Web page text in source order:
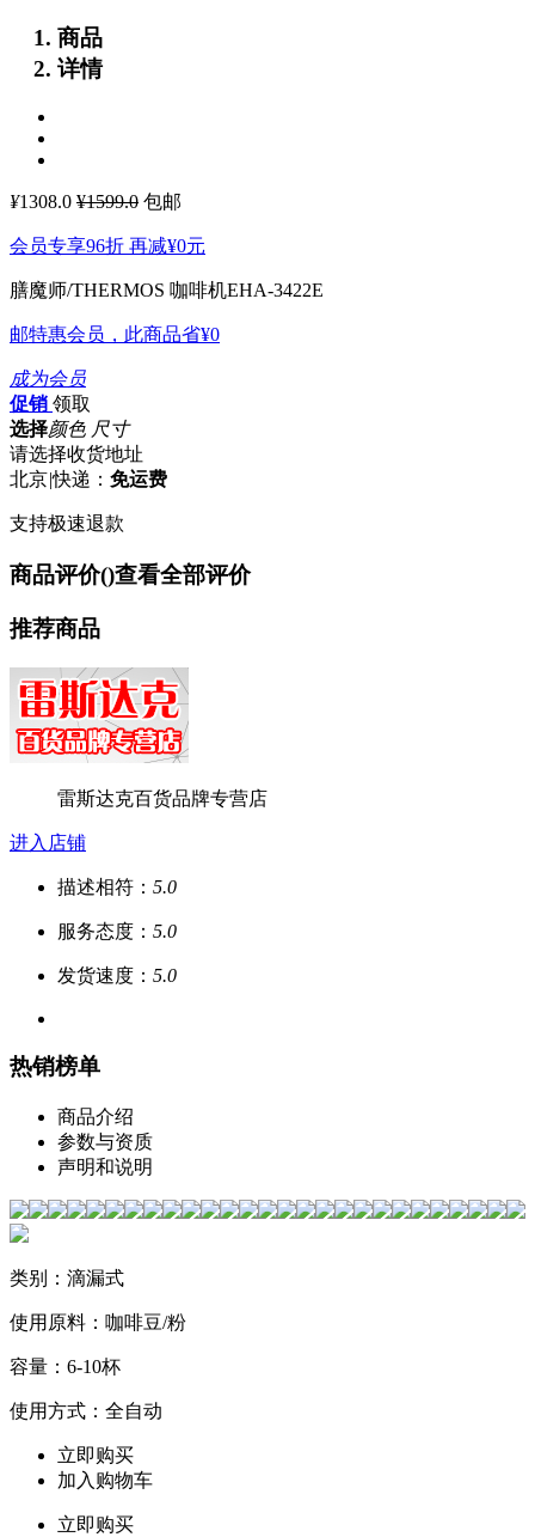
商品
详情
¥1308.0 ¥1599.0 包邮
会员专享96折 再减¥0元
膳魔师/THERMOS 咖啡机EHA-3422E
邮特惠会员，此商品省¥0
成为会员
促销 领取
选择颜色 尺寸
请选择收货地址
北京|快递： 免运费
支持极速退款
商品评价()查看全部评价
推荐商品
雷斯达克百货品牌专营店
进入店铺
描述相符： 5.0
服务态度： 5.0
发货速度： 5.0
热销榜单
商品介绍
参数与资质
声明和说明
类别：滴漏式
使用原料：咖啡豆/粉
容量：6-10杯
使用方式：全自动
立即购买
加入购物车
立即购买